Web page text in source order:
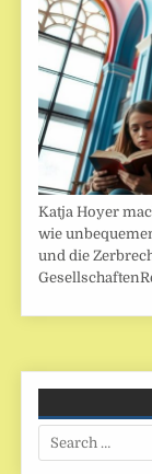
Katja Hoyer
wie
und die
Search
for: